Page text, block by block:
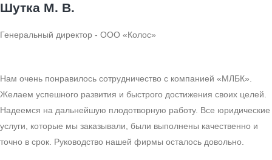
Шутка М. В.
Генеральный директор - ООО «Колос»
Нам очень понравилось сотрудничество с компанией «МЛБК».
Желаем успешного развития и быстрого достижения своих целей.
Надеемся на дальнейшую плодотворную работу. Все юридические
услуги, которые мы заказывали, были выполнены качественно и
точно в срок. Руководство нашей фирмы осталось довольно.